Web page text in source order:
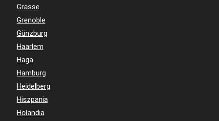
Grasse
Grenoble
Günzburg
Haarlem
Haga
Hamburg
Heidelberg
Hiszpania
Holandia